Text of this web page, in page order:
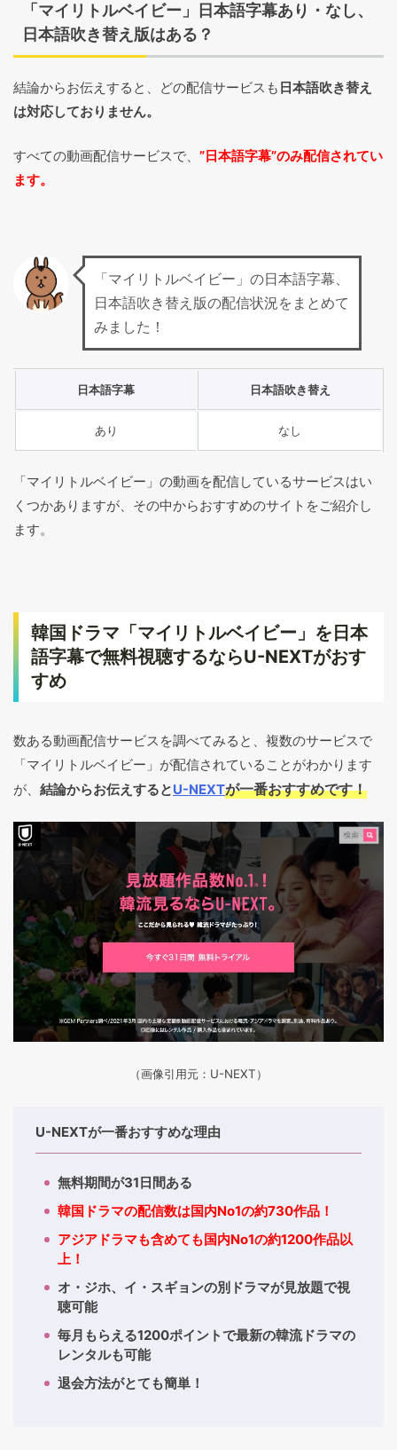
「マイリトルベイビー」日本語字幕あり・なし、
日本語吹き替え版はある？
結論からお伝えすると、どの配信サービスも 日本語吹き替え
は対応しておりません。
すべての動画配信サービスで、 ”日本語字幕”のみ配信されてい
ます。
「マイリトルベイビー」の日本語字幕、
日本語吹き替え版の配信状況をまとめて
みました！
日本語字幕 日本語吹き替え
あり なし
「マイリトルベイビー」の動画を配信しているサービスはい
くつかありますが、その中からおすすめのサイトをご紹介し
ます。
韓国ドラマ「マイリトルベイビー」を日本
語字幕で無料視聴するならU-NEXTがおす
すめ
数ある動画配信サービスを調べてみると、複数のサービスで
「マイリトルベイビー」が配信されていることがわかります
が、 結論からお伝えするとU-NEXTが一番おすすめです！
（画像引用元：U-NEXT）
U-NEXTが一番おすすめな理由
無料期間が31日間ある
韓国ドラマの配信数は国内No1の約730作品！
アジアドラマも含めても国内No1の約1200作品以
上！
オ・ジホ、イ・スギョンの別ドラマが見放題で視
聴可能
毎月もらえる1200ポイントで最新の韓流ドラマの
レンタルも可能
退会方法がとても簡単！